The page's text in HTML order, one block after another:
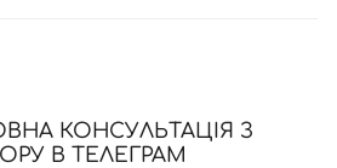
КОНСУЛЬТАЦІЯ З
В ТЕЛЕГРАМ